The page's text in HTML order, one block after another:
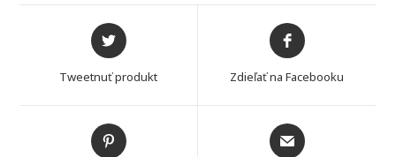
Opens
in
new
Tweetnuť produkt
Opens
in
new
Zdieľať na Facebooku
Opens
in
Opens
in